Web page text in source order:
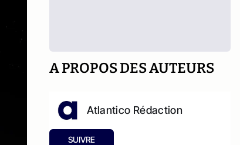
A PROPOS DES AUTEURS
Atlantico Rédaction
SUIVRE